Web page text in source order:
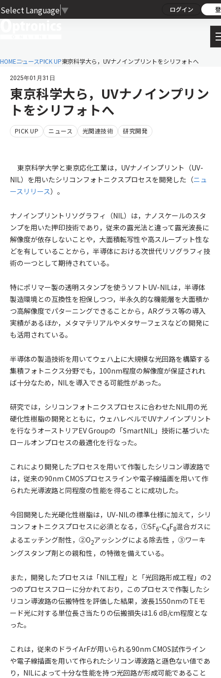
Select Language ▼ ログイン
HOMEニュースPICK UP東京科学大ら，UVナノインプリントをシリフォトへ
2025年01月31日
東京科学大ら，UVナノインプリン
トをシリフォトへ
PICK UP ニュース 光関連技術 研究開発
東京科学大学と東京応化工業は，UVナノインプリント（UV-
NIL）を用いたシリコンフォトニクスプロセスを開発した（ニュ
ースリリース）。
ナノインプリントリソグラフィ（NIL）は，ナノスケールのスタ
ンプを用いた押印技術であり，従来の露光法と違って露光波長に
解像度が依存しないことや，大面積転写性や高スループット性な
どを有していることから，半導体における次世代リソグラフィ技
術の一つとして期待されている。
特にポリマー製の透明スタンプを使うソフトUV-NILは，半導体
製造環境との互換性を担保しつつ，半永久的な機能層を大面積か
つ高解像度でパターニングできることから，ARグラス等の導入
実績があるほか，メタマテリアルやメタサーフェスなどの開発に
も活用されている。
半導体の製造技術を用いてウェハ上に大規模な光回路を構築する
集積フォトニクス分野でも，100nm程度の解像度が保証されれ
ば十分なため，NILを導入できる可能性があった。
研究では，シリコンフォトニクスプロセスに合わせたNIL用の光
硬化性樹脂の開発とともに，ウェハレベルでUVナノインプリント
を行なうオーストリアEV Groupの「SmartNIL」技術に基づいた
ロールオンプロセスの最適化を行なった。
これにより開発したプロセスを用いて作製したシリコン導波路で
は，従来の90nm CMOSプロセスラインや電子線描画を用いて作
られた光導波路と同程度の性能を得ることに成功した。
今回開発した光硬化性樹脂は，UV-NILの標準仕様に加えて，シリ
コンフォトニクスプロセスに必須となる，①SF6-C4F8混合ガスに
よるエッチング耐性，②O2アッシングによる除去性 ，③ワーキ
ングスタンプ剤との親和性，の特徴を備えている。
また，開発したプロセスは「NIL工程」と「光回路形成工程」の2
つのプロセスフローに分かれており，このプロセスで作製したシ
リコン導波路の伝搬特性を評価した結果，波長1550nmのTEモ
ード光に対する単位長さ当たりの伝搬損失は1.6 dB/cm程度とな
った。
これは，従来のドライArFが用いられる90nm CMOS試作ライン
や電子線描画を用いて作られたシリコン導波路と遜色ない値であ
り，NILによって十分な性能を持つ光回路が形成可能であること